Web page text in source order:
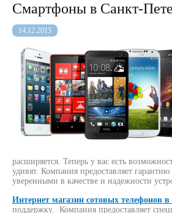
Смартфоны в Санкт-
14.12.2015
расширяется. Теперь у вас есть
удивят. Компания предоставляет
уверенными в качестве и надежности
Интернет магазин сотовых телефонов в
поддержку. Компания предоставляет